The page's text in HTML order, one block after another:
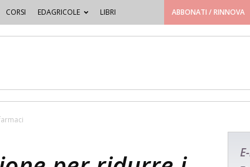
CORSI EDAGRICOLE LIBRI ABBONATI / RINNOVA